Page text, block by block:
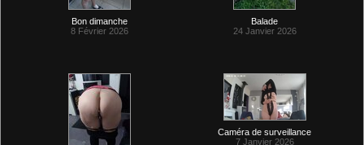
Bon dimanche
8 Février 2026
Balade
24 Janvier 2026
Caméra de surveillance
7 Janvier 2026